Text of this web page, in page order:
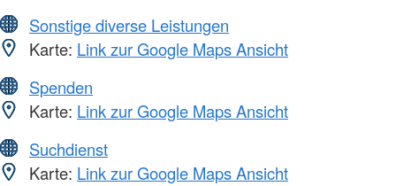
Sonstige diverse Leistungen
Karte: Link zur Google Maps Ansicht
Spenden
Karte: Link zur Google Maps Ansicht
Suchdienst
Karte: Link zur Google Maps Ansicht